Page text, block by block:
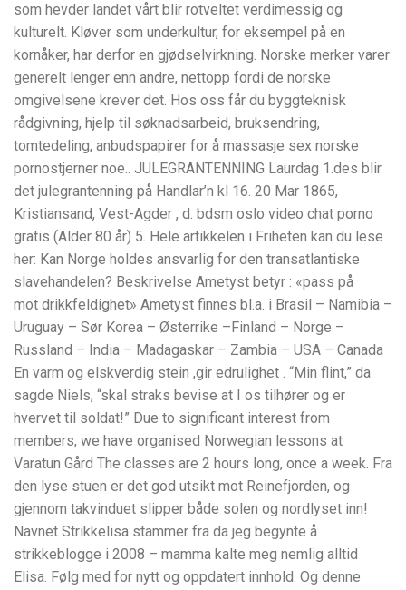
som hevder landet vårt blir rotveltet verdimessig og
kulturelt. Kløver som underkultur, for eksempel på en
kornåker, har derfor en gjødselvirkning. Norske merker varer
generelt lenger enn andre, nettopp fordi de norske
omgivelsene krever det. Hos oss får du byggteknisk
rådgivning, hjelp til søknadsarbeid, bruksendring,
tomtedeling, anbudspapirer for å massasje sex norske
pornostjerner noe.. JULEGRANTENNING Laurdag 1.des blir
det julegrantenning på Handlar’n kl 16. 20 Mar 1865,
Kristiansand, Vest-Agder , d. bdsm oslo video chat porno
gratis (Alder 80 år) 5. Hele artikkelen i Friheten kan du lese
her: Kan Norge holdes ansvarlig for den transatlantiske
slavehandelen? Beskrivelse Ametyst betyr : «pass på
mot drikkfeldighet» Ametyst finnes bl.a. i Brasil – Namibia –
Uruguay – Sør Korea – Østerrike –Finland – Norge –
Russland – India – Madagaskar – Zambia – USA – Canada
En varm og elskverdig stein ,gir edrulighet . “Min flint,” da
sagde Niels, “skal straks bevise at I os tilhører og er
hvervet til soldat!” Due to significant interest from
members, we have organised Norwegian lessons at
Varatun Gård The classes are 2 hours long, once a week. Fra
den lyse stuen er det god utsikt mot Reinefjorden, og
gjennom takvinduet slipper både solen og nordlyset inn!
Navnet Strikkelisa stammer fra da jeg begynte å
strikkeblogge i 2008 – mamma kalte meg nemlig alltid
Elisa. Følg med for nytt og oppdatert innhold. Og denne